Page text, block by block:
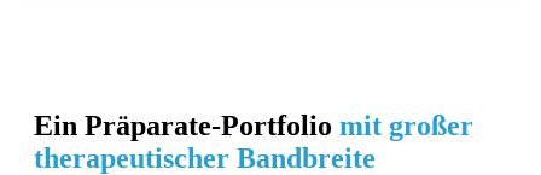
Ein Präparate-Portfolio mit großer
therapeutischer Bandbreite